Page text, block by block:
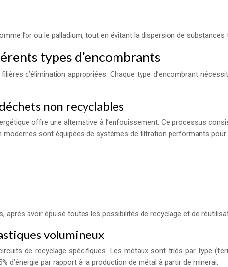
l’or ou le palladium, tout en évitant la dispersion de substances
types d’encombrants
d’élimination appropriées. Chaque type d’encombrant
non recyclables
offre une alternative à l’enfouissement. Ce processus
modernes sont équipées de systèmes de filtration performants
après avoir épuisé toutes les possibilités de recyclage et de
volumineux
de recyclage spécifiques. Les métaux sont triés par type
d’énergie par rapport à la production de métal à partir de minerai.